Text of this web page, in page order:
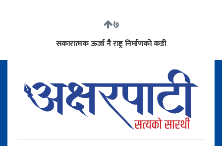
७
सकारात्मक ऊर्जा नै राष्ट्र निर्माणको कडी